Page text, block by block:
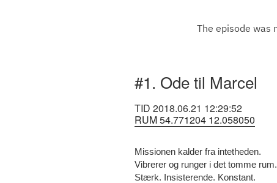
#1. Ode til Marcel
TID 2018.06.21 12:29:52
RUM 54.771204 12.058050
Missionen kalder fra intetheden.
Vibrerer og runger i det tomme rum.
Stærk. Insisterende. Konstant.